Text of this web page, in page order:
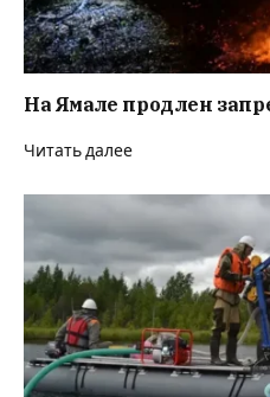
На Ямале продлен
Читать далее